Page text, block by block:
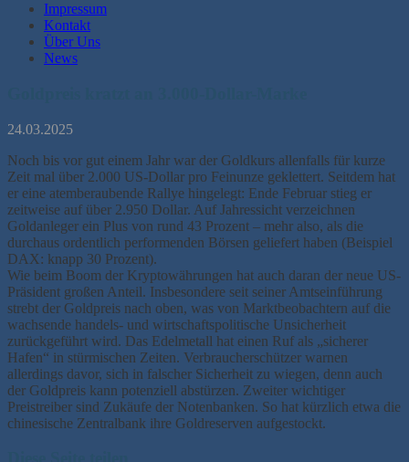
Impressum
Kontakt
Über Uns
News
24.03.2025
Noch bis vor gut einem Jahr war der Goldkurs allenfalls für kurze
Zeit mal über 2.000 US-Dollar pro Feinunze geklettert. Seitdem hat
er eine atemberaubende Rallye hingelegt: Ende Februar stieg er
zeitweise auf über 2.950 Dollar. Auf Jahressicht verzeichnen
Goldanleger ein Plus von rund 43 Prozent – mehr also, als die
durchaus ordentlich performenden Börsen geliefert haben (Beispiel
DAX: knapp 30 Prozent).
Wie beim Boom der Kryptowährungen hat auch daran der neue US-
Präsident großen Anteil. Insbesondere seit seiner Amtseinführung
strebt der Goldpreis nach oben, was von Marktbeobachtern auf die
wachsende handels- und wirtschaftspolitische Unsicherheit
zurückgeführt wird. Das Edelmetall hat einen Ruf als „sicherer
Hafen“ in stürmischen Zeiten. Verbraucherschützer warnen
allerdings davor, sich in falscher Sicherheit zu wiegen, denn auch
der Goldpreis kann potenziell abstürzen. Zweiter wichtiger
Preistreiber sind Zukäufe der Notenbanken. So hat kürzlich etwa die
chinesische Zentralbank ihre Goldreserven aufgestockt.